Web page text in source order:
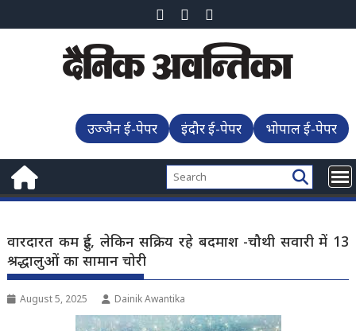
to
उज्जैन ई-पेपर इंदौर ई-पेपर भोपाल ई-पेपर
वारदारत कम हुई, लेकिन सक्रिय रहे बदमाश -चौथी सवारी में 13
श्रद्धालुओं का सामान चोरी
August 5, 2025 Dainik Awantika